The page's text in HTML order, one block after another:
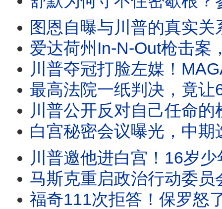
图恩自曝与川普的真实关系。布兰奇确认闯过第一关。
爱达荷州In-N-Out枪击案，一位普通人却迎著枪声冲了过去，救了更多人
川普夺冠打脸左媒！MAGA反叛者大集结。卡维尔警告
最高法院一纸判决，竟让6万人冲向西班牙？一则谣言、一份判决、
川普公开反对自己任命的检察官！倒影池案突然反转？哈里斯首次释
白宫秘密会议曝光，中期选举策略转向？川普借西班牙移民危机喊话“
川普邀他进白宫！16岁少年巨浪中死死抓住10岁男孩，两分
马斯克重启政治行动委员会，巨资支持川普中期选举。司法部长提名受
福奇111次拒答！保罗怒了：下周投票藐视国会。佛州启动调查，拜登赦免令